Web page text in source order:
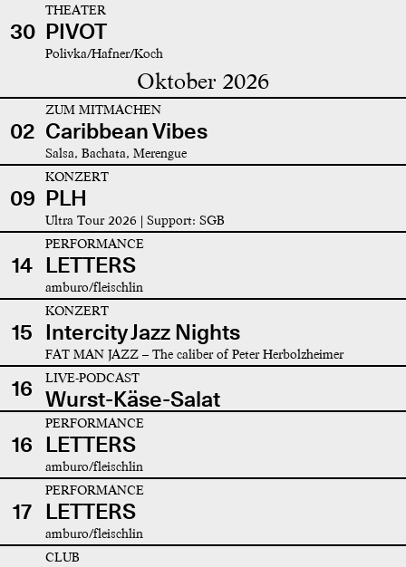
30
THEATER
PIVOT
Polivka/Hafner/Koch
Oktober 2026
02
ZUM MITMACHEN
Caribbean Vibes
Salsa, Bachata, Merengue
09
KONZERT
PLH
Ultra Tour 2026 | Support: SGB
14
PERFORMANCE
LETTERS
amburo/fleischlin
15
KONZERT
Intercity Jazz Nights
FAT MAN JAZZ – The caliber of Peter Herbolzheimer
16 LIVE-PODCAST
Wurst-Käse-Salat
16
PERFORMANCE
LETTERS
amburo/fleischlin
17
PERFORMANCE
LETTERS
amburo/fleischlin
CLUB